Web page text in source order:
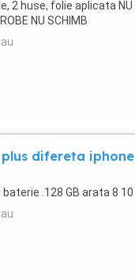
2 huse, folie aplicata NU
NU SCHIMB
difereta
.128 GB arata 8 10